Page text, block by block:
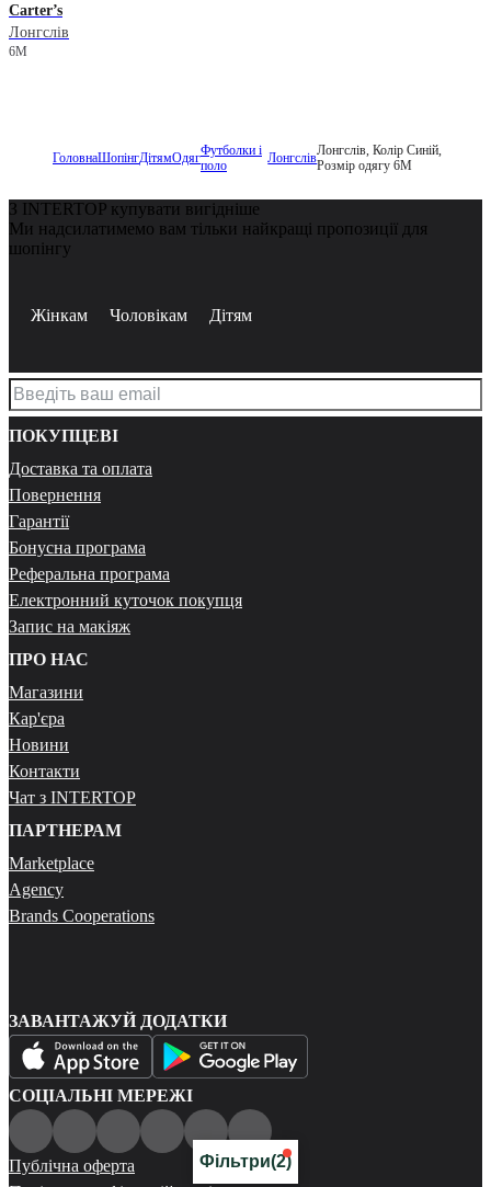
Carter’s
Лонгслів
6M
ГоловнаШопінгДітямОдягФутболки і
поло
ЛонгслівЛонгслів, Колір Синій,
Розмір одягу 6M
Фільтри(2)
З INTERTOP купувати вигідніше
Ми надсилатимемо вам тільки найкращі пропозиції для
шопінгу
Жінкам Чоловікам Дітям
ПОКУПЦЕВІ
Доставка та оплата
Повернення
Гарантії
Бонусна програма
Реферальна програма
Електронний куточок покупця
Запис на макіяж
ПРО НАС
Магазини
Кар'єра
Новини
Контакти
Чат з INTERTOP
ПАРТНЕРАМ
Marketplace
Agency
Brands Cooperations
ЗАВАНТАЖУЙ ДОДАТКИ
СОЦІАЛЬНІ МЕРЕЖІ
Публічна оферта